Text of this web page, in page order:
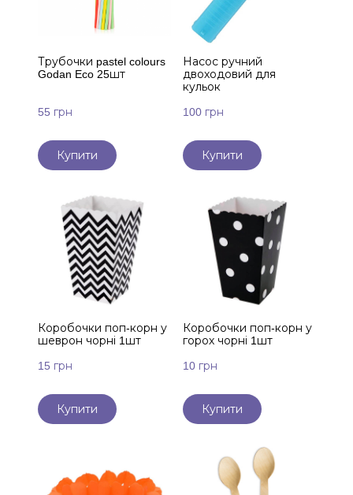
Трубочки pastel colours
Godan Eco 25шт
55 грн
Купити
Насос ручний
двоходовий для
кульок
100 грн
Купити
Коробочки поп-корн у
шеврон чорні 1шт
15 грн
Купити
Коробочки поп-корн у
горох чорні 1шт
10 грн
Купити